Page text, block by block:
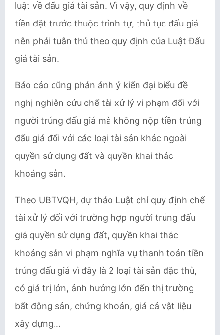
luật về đấu giá tài sản. Vì vậy, quy định về
tiền đặt trước thuộc trình tự, thủ tục đấu giá
nên phải tuân thủ theo quy định của Luật Đấu
giá tài sản.
Báo cáo cũng phản ánh ý kiến đại biểu đề
nghị nghiên cứu chế tài xử lý vi phạm đối với
người trúng đấu giá mà không nộp tiền trúng
đấu giá đối với các loại tài sản khác ngoài
quyền sử dụng đất và quyền khai thác
khoáng sản.
Theo UBTVQH, dự thảo Luật chỉ quy định chế
tài xử lý đối với trường hợp người trúng đấu
giá quyền sử dụng đất, quyền khai thác
khoáng sản vi phạm nghĩa vụ thanh toán tiền
trúng đấu giá vì đây là 2 loại tài sản đặc thù,
có giá trị lớn, ảnh hưởng lớn đến thị trường
bất động sản, chứng khoán, giá cả vật liệu
xây dựng…